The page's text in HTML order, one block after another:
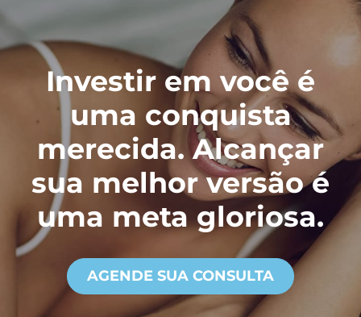
Investir em você é
uma conquista
merecida. Alcançar
sua melhor versão é
uma meta gloriosa.
AGENDE SUA CONSULTA